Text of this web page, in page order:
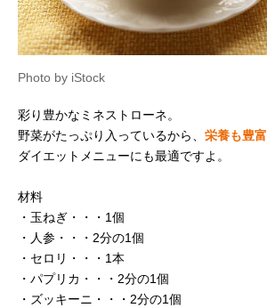
Photo by iStock
彩り豊かなミネストローネ。
野菜がたっぷり入っているから、 栄養も豊富
ダイエットメニューにも最適ですよ。
材料
・玉ねぎ・・・1個
・人参・・・2分の1個
・セロリ・・・1本
・パプリカ・・・2分の1個
・ズッキーニ・・・2分の1個